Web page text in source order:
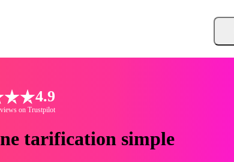
4.9
on Trustpilot
tarification simple